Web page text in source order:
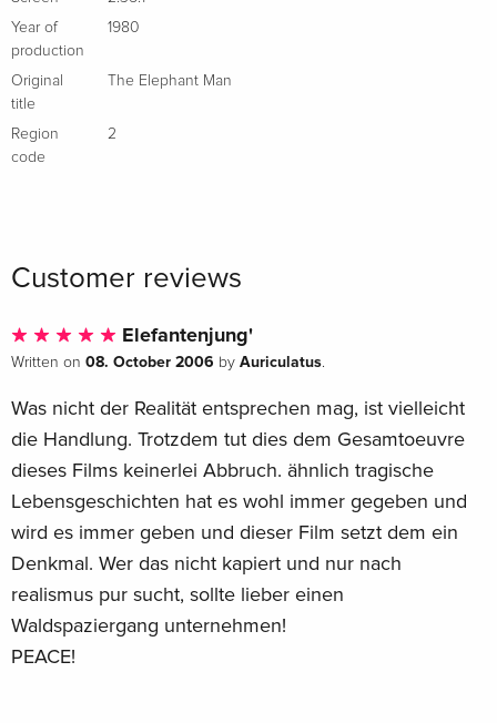
Italian
Standard edition
Italian
Year of
production
1980
Original
title
The Elephant Man
Region
code
2
Customer reviews
Elefantenjung'
Written on 08. October 2006 by Auriculatus.
Was nicht der Realität entsprechen mag, ist vielleicht
die Handlung. Trotzdem tut dies dem Gesamtoeuvre
dieses Films keinerlei Abbruch. ähnlich tragische
Lebensgeschichten hat es wohl immer gegeben und
wird es immer geben und dieser Film setzt dem ein
Denkmal. Wer das nicht kapiert und nur nach
realismus pur sucht, sollte lieber einen
Waldspaziergang unternehmen!
PEACE!